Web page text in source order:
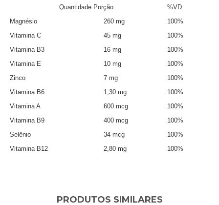
Quantidade Porção
%VD
Magnésio
260 mg
100%
Vitamina C
45 mg
100%
Vitamina B3
16 mg
100%
Vitamina E
10 mg
100%
Zinco
7 mg
100%
Vitamina B6
1,30 mg
100%
Vitamina A
600 mcg
100%
Vitamina B9
400 mcg
100%
Selênio
34 mcg
100%
Vitamina B12
2,80 mg 100%
PRODUTOS SIMILARES